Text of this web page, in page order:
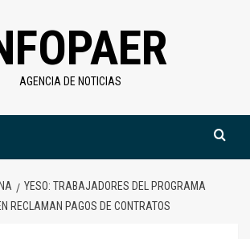
AGENCIA DE NOTICIAS
YESO: TRABAJADORES DEL PROGRAMA
RECLAMAN PAGOS DE CONTRATOS